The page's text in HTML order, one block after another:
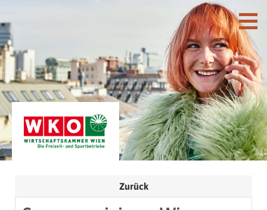
Zurück